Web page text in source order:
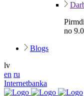
no
Blogs
lv
en ru
Internetbanka